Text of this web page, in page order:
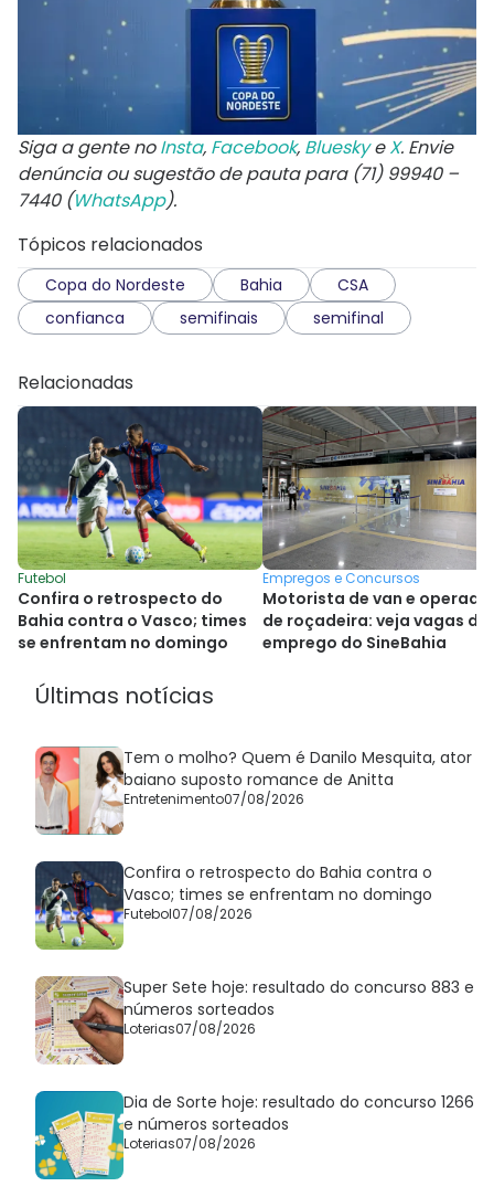
Siga a gente noInsta, Facebook, BlueskyeX. Envie
denúncia ou sugestão de pauta para (71) 99940 –
7440 (WhatsApp).
Tópicos relacionados
Copa do Nordeste Bahia
CSA
confianca
semifinais semifinal
Relacionadas
Futebol
Confira o retrospecto do
Bahia contra o Vasco; times
se enfrentam no domingo
Empregos e Concursos
Motorista de van e
de roçadeira: veja vagas de
emprego do SineBahia
Últimas notícias
Tem o molho? Quem é Danilo Mesquita, ator
baiano suposto romance de Anitta
Entretenimento07/08/2026
Confira o retrospecto do Bahia contra o
Vasco; times se enfrentam no domingo
Futebol07/08/2026
Super Sete hoje: resultado do concurso 883 e
números sorteados
Loterias07/08/2026
Dia de Sorte hoje: resultado do concurso 1266
e números sorteados
Loterias07/08/2026